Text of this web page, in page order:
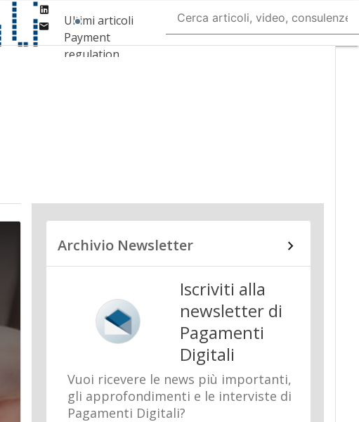
Email
Ultimi articoli
Payment
regulation
Archivio Newsletter
Iscriviti alla
newsletter di
Pagamenti
Digitali
Vuoi ricevere le news più importanti,
gli approfondimenti e le interviste di
Pagamenti Digitali?